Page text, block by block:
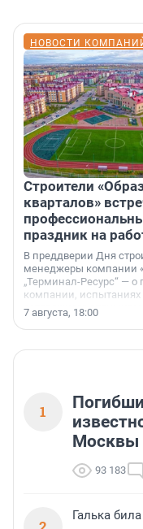
НОВОСТИ
Строители
кварталов»
праздник на
В преддверии Дня
менеджеры компании
„Терминал-Ресурс“ — о
компании, испытаниях
осторожного оптимизма.
7 августа, 18:00
1
Москвы
93 183
Галька